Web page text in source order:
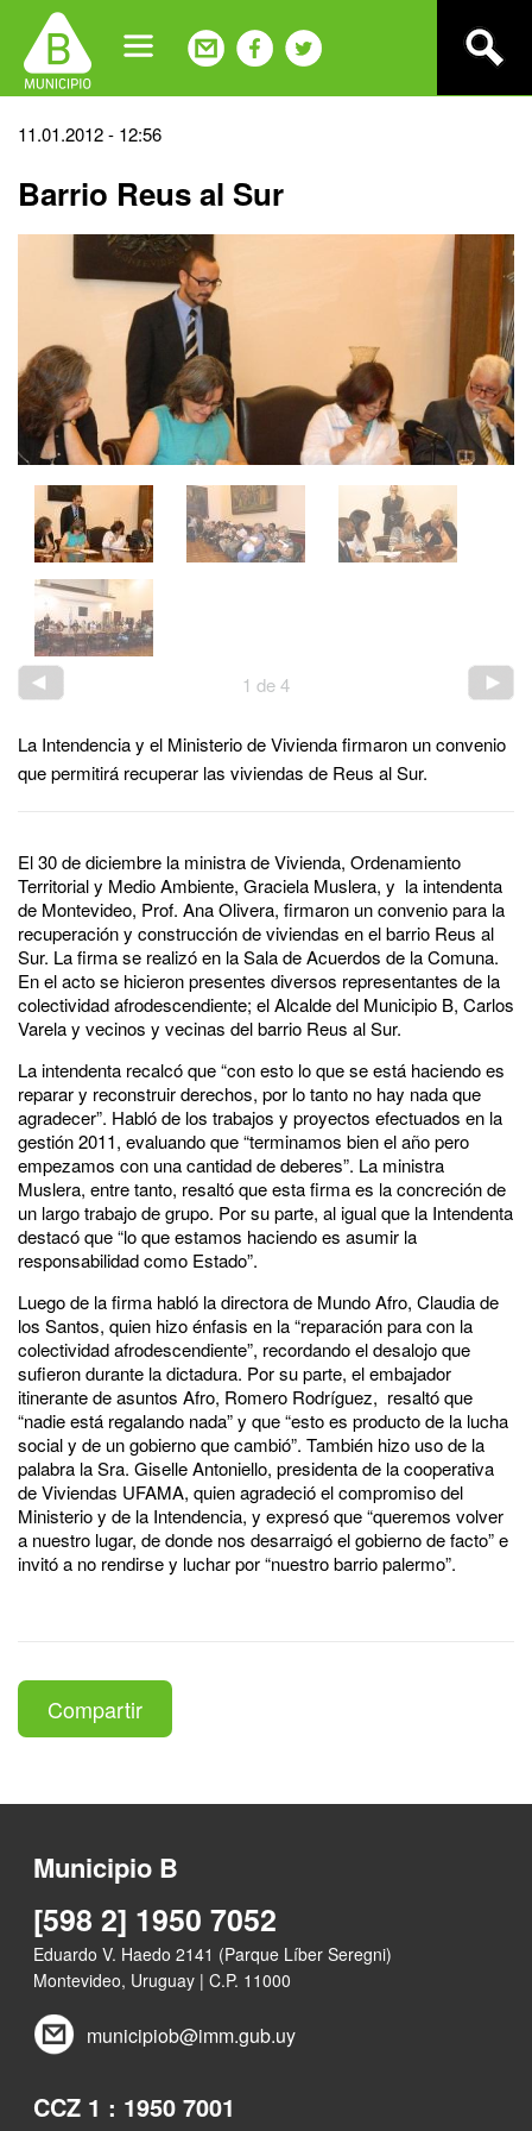
navigation
Back
top
11.01.2012 - 12:56
Barrio Reus al Sur
1 de4
La Intendencia y el Ministerio de Vivienda firmaron un convenio
que permitirá recuperar las viviendas de Reus al Sur.
El 30 de diciembre la ministra de Vivienda, Ordenamiento
Territorial y Medio Ambiente, Graciela Muslera, y la intendenta
de Montevideo, Prof. Ana Olivera, firmaron un convenio para la
recuperación y construcción de viviendas en el barrio Reus al
Sur. La firma se realizó en la Sala de Acuerdos de la Comuna.
En el acto se hicieron presentes diversos representantes de la
colectividad afrodescendiente; el Alcalde del Municipio B, Carlos
Varela y vecinos y vecinas del barrio Reus al Sur.
La intendenta recalcó que “con esto lo que se está haciendo es
reparar y reconstruir derechos, por lo tanto no hay nada que
agradecer”. Habló de los trabajos y proyectos efectuados en la
gestión 2011, evaluando que “terminamos bien el año pero
empezamos con una cantidad de deberes”. La ministra
Muslera, entre tanto, resaltó que esta firma es la concreción de
un largo trabajo de grupo. Por su parte, al igual que la Intendenta
destacó que “lo que estamos haciendo es asumir la
responsabilidad como Estado”.
Luego de la firma habló la directora de Mundo Afro, Claudia de
los Santos, quien hizo énfasis en la “reparación para con la
colectividad afrodescendiente”, recordando el desalojo que
sufieron durante la dictadura. Por su parte, el embajador
itinerante de asuntos Afro, Romero Rodríguez, resaltó que
“nadie está regalando nada” y que “esto es producto de la lucha
social y de un gobierno que cambió”. También hizo uso de la
palabra la Sra. Giselle Antoniello, presidenta de la cooperativa
de Viviendas UFAMA, quien agradeció el compromiso del
Ministerio y de la Intendencia, y expresó que “queremos volver
a nuestro lugar, de donde nos desarraigó el gobierno de facto” e
invitó a no rendirse y luchar por “nuestro barrio palermo”.
Compartir
Municipio B
[598 2] 1950 7052
Eduardo V. Haedo 2141 (Parque Líber Seregni)
Montevideo, Uruguay | C.P. 11000
municipiob@imm.gub.uy
CCZ 1 : 1950 7001